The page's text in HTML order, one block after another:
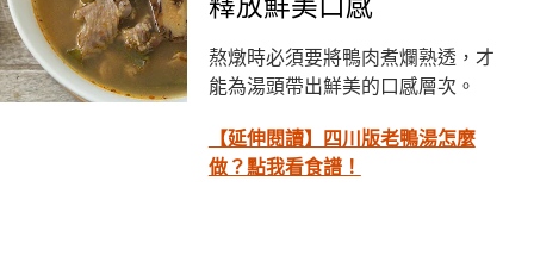
熬燉時必須要將鴨肉煮爛熟透，才
能為湯頭帶出鮮美的口感層次。
【延伸閱讀】四川版老鴨湯怎麼
做？點我看食譜！